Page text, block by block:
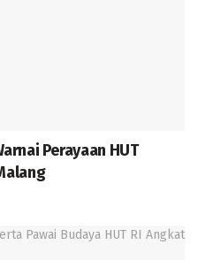
Perayaan HUT